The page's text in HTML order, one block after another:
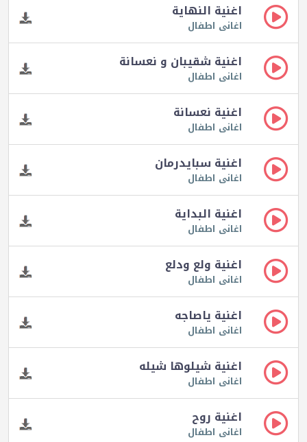
اغنية النهاية
اغانى اطفال
اغنية شقيبان و نعسانة
اغانى اطفال
اغنية نعسانة
اغانى اطفال
اغنية سبايدرمان
اغانى اطفال
اغنية البداية
اغانى اطفال
اغنية ولع ودلع
اغانى اطفال
اغنية ياصاجه
اغانى اطفال
اغنية شيلوها شيله
اغانى اطفال
اغنية روح
اغانى اطفال